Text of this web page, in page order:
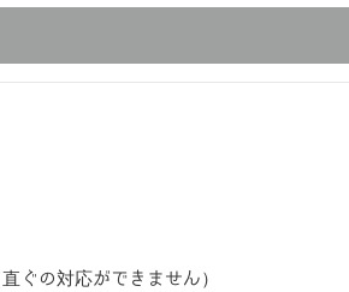
ぐの対応ができません）